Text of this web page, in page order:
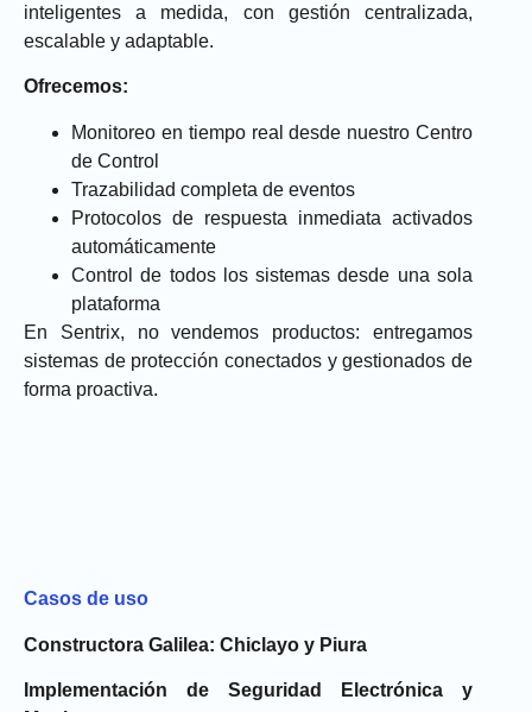
inteligentes a medida, con gestión centralizada,
escalable y adaptable.
Ofrecemos:
Monitoreo en tiempo real desde nuestro Centro
de Control
Trazabilidad completa de eventos
Protocolos de respuesta inmediata activados
automáticamente
Control de todos los sistemas desde una sola
plataforma
En Sentrix, no vendemos productos: entregamos
sistemas de protección conectados y gestionados de
forma proactiva.
Casos de uso
Constructora Galilea: Chiclayo y Piura
Implementación de Seguridad Electrónica y